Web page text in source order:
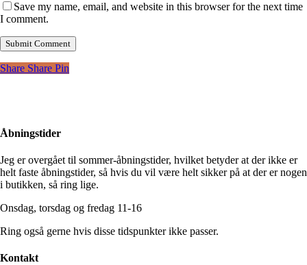
Save my name, email, and website in this browser for the next time
I comment.
Share Share Pin
Åbningstider
Jeg er overgået til sommer-åbningstider, hvilket betyder at der ikke er
helt faste åbningstider, så hvis du vil være helt sikker på at der er nogen
i butikken, så ring lige.
Onsdag, torsdag og fredag 11-16
Ring også gerne hvis disse tidspunkter ikke passer.
Kontakt